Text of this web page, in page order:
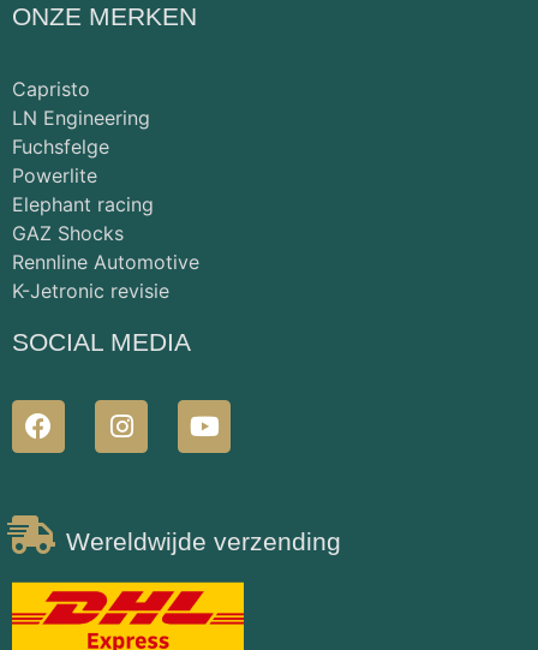
ONZE MERKEN
Capristo
LN Engineering
Fuchsfelge
Powerlite
Elephant racing
GAZ Shocks
Rennline Automotive
K-Jetronic revisie
SOCIAL MEDIA
Wereldwijde verzending